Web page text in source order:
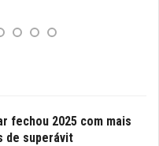
fechou 2025 com mais
de superávit